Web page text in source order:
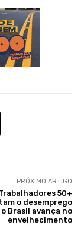
PRÓXIMO ARTIGO
50+
o desemprego
Brasil avança no
envelhecimento